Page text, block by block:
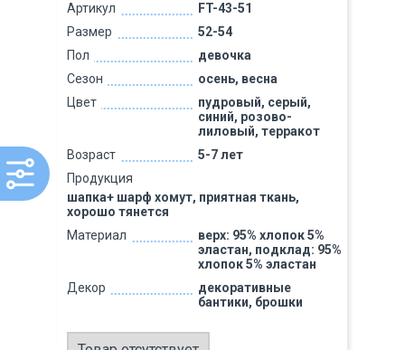
Артикул
FT-43-51
Размер
52-54
Пол
девочка
Сезон
осень, весна
Цвет
пудровый, серый,
синий, розово-
лиловый, терракот
Возраст
5-7 лет
Продукция
шапка+ шарф хомут, приятная ткань,
хорошо тянется
Материал
верх: 95% хлопок 5%
эластан, подклад: 95%
хлопок 5% эластан
Декор
декоративные
бантики, брошки